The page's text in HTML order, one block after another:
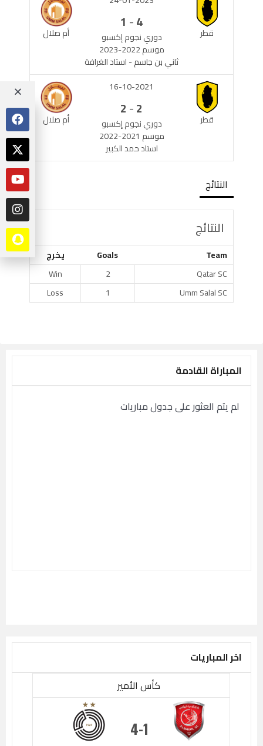
قطر أم صلال
4
-
1
دوري نجوم إكسبو
موسم 2022-2023
ثاني بن جاسم - استاد الغرافة
قطر أم صلال
16-10-2021
2
-
2
دوري نجوم إكسبو
موسم 2021-2022
استاد حمد الكبير
النتائج
النتائج
Team
Goals
يخرج
Qatar SC
2
Win
Umm Salal SC
1
Loss
المباراة القادمة
لم يتم العثور على جدول مباريات
اخر المباريات
كأس الأمير
1
4